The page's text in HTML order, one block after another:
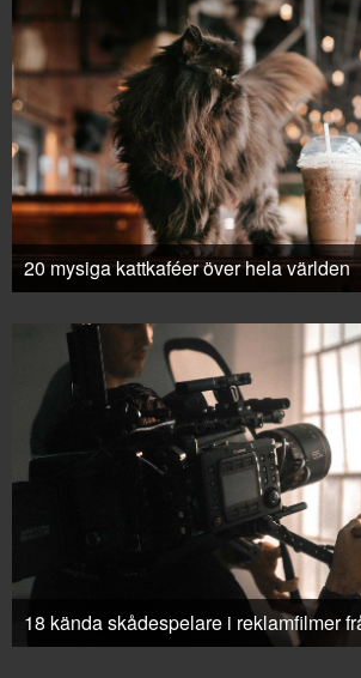
20 mysiga kattkaféer över hela världen
18 kända skådespelare i reklamfilmer